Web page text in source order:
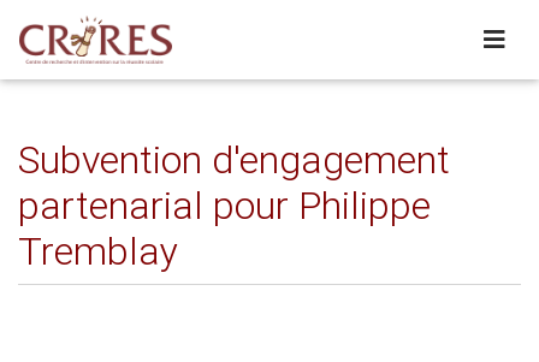
Subvention d'engagement
partenarial pour Philippe
Tremblay